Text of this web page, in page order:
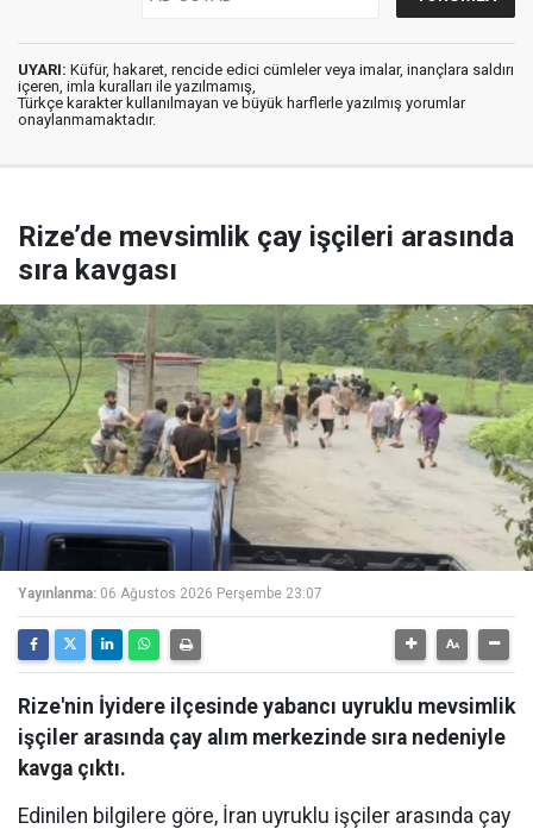
UYARI: Küfür, hakaret, rencide edici cümleler veya imalar, inançlara saldırı
içeren, imla kuralları ile yazılmamış,
Türkçe karakter kullanılmayan ve büyük harflerle yazılmış yorumlar
onaylanmamaktadır.
Rize’de mevsimlik çay işçileri arasında
sıra kavgası
Yayınlanma: 06 Ağustos 2026 Perşembe 23:07
Rize'nin İyidere ilçesinde yabancı uyruklu mevsimlik
işçiler arasında çay alım merkezinde sıra nedeniyle
kavga çıktı.
Edinilen bilgilere göre, İran uyruklu işçiler arasında çay